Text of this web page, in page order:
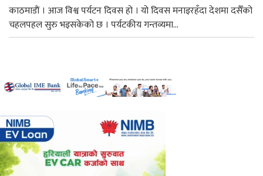
काठमाडाैं । आज विश्व पर्यटन दिवस हो । यो दिवस मनाइरहँदा देशमा दसैँको
चहलपहल सुरु भइसकेको छ । पर्यटकीय गन्तव्यमा...